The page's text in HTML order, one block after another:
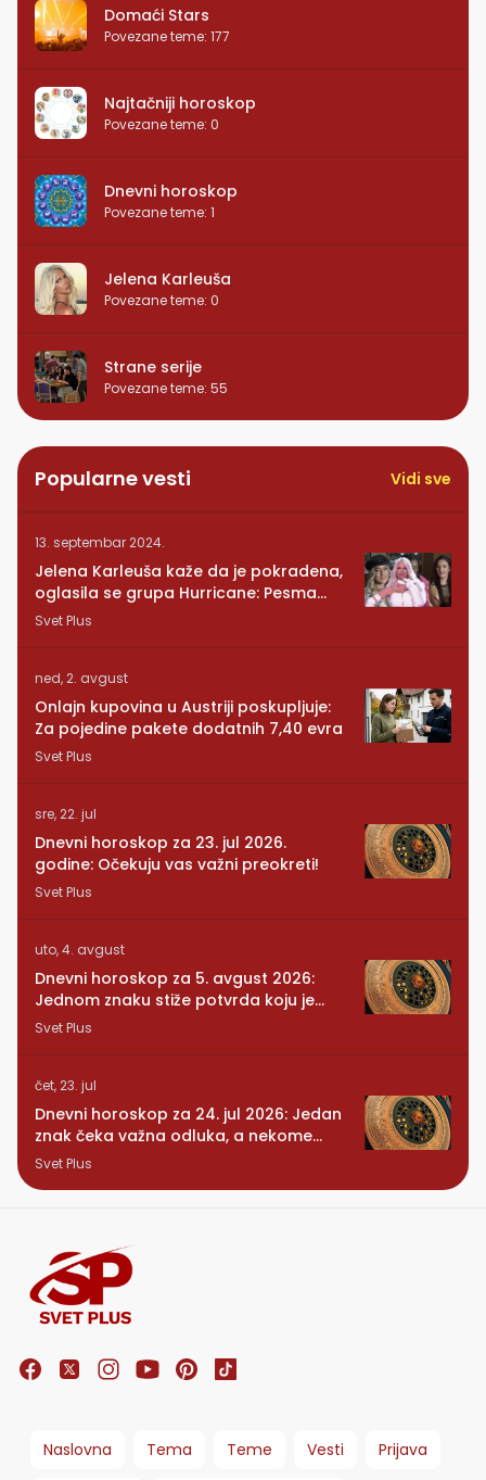
Domaći Stars
Povezane teme: 177
Najtačniji horoskop
Povezane teme: 0
Dnevni horoskop
Povezane teme: 1
Jelena Karleuša
Povezane teme: 0
Strane serije
Povezane teme: 55
Popularne vesti Vidi sve
13. septembar 2024.
Jelena Karleuša kaže da je pokradena,
oglasila se grupa Hurricane: Pesma
RUNDE je naša!
Svet Plus
ned, 2. avgust
Onlajn kupovina u Austriji poskupljuje:
Za pojedine pakete dodatnih 7,40 evra
Svet Plus
sre, 22. jul
Dnevni horoskop za 23. jul 2026.
godine: Očekuju vas važni preokreti!
Svet Plus
uto, 4. avgust
Dnevni horoskop za 5. avgust 2026:
Jednom znaku stiže potvrda koju je
dugo čekao
Svet Plus
čet, 23. jul
Dnevni horoskop za 24. jul 2026: Jedan
znak čeka važna odluka, a nekome
stiže iznenađenje
Svet Plus
Naslovna Tema Teme Vesti Prijava